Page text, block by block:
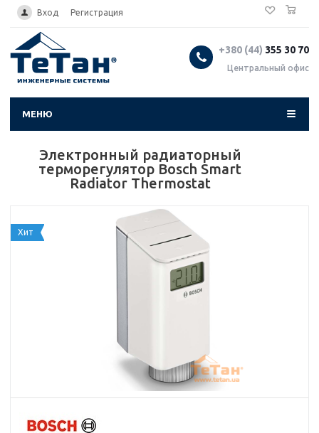
... Вход Регистрация
+380 (44) 355 30 70
Центральный офис
МЕНЮ
Электронный радиаторный
терморегулятор Bosch Smart
Radiator Thermostat
Хит